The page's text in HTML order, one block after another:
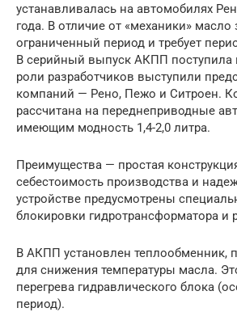
устанавливалась на автомобилях
года. В отличие от «механики» масло
ограниченный период и требует
В серийный выпуск АКПП поступила
роли разработчиков выступили
компаний — Рено, Пежо и Ситроен.
рассчитана на переднеприводные
имеющим модность 1,4-2,0 литра.
Преимущества — простая
себестоимость производства и
устройстве предусмотрены
блокировки гидротрансформатора и
В АКПП установлен теплообменник,
для снижения температуры масла.
перегрева гидравлического блока
период).